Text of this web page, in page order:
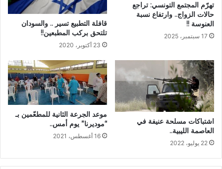
تهرّم المجتمع التونسي: تراجع
حالات الزواج.. وارتفاع نسبة
العنوسة !!
17 سبتمبر، 2025
قافلة التطبيع تسير .. والسودان
تلتحق بركب المطبعين!!
23 أكتوبر، 2020
اشتباكات مسلحة عنيفة في
العاصمة الليبية..
22 يوليو، 2022
موعد الجرعة الثانية للمطعّمين بـ
“موديرنا” يوم أمس..
16 أغسطس، 2021